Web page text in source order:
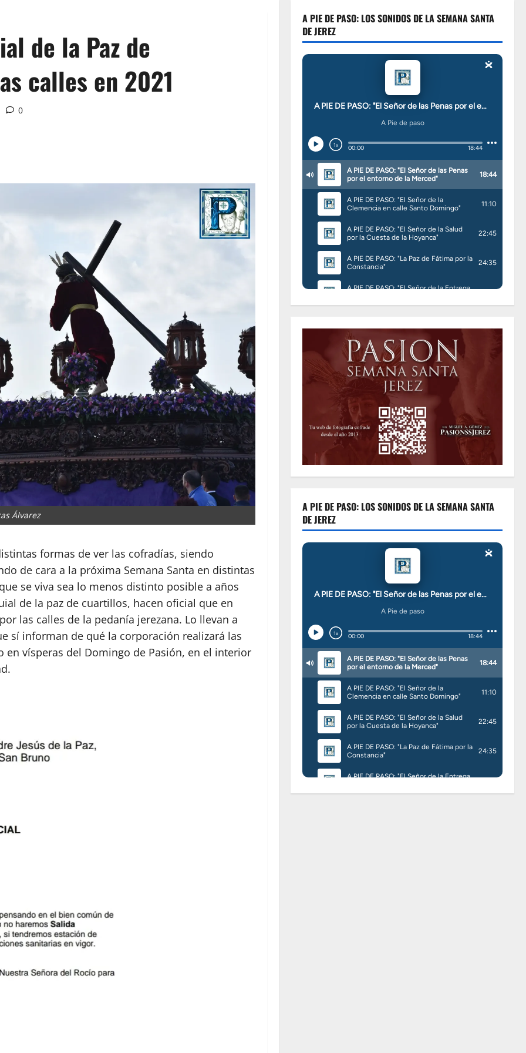
de la Paz de
calles en 2021
0
Álvarez
formas de ver las cofradías, siendo
de cara a la próxima Semana Santa en distintas
se viva sea lo menos distinto posible a años
de la paz de cuartillos, hacen oficial que en
las calles de la pedanía jerezana. Lo llevan a
sí informan de qué la corporación realizará las
vísperas del Domingo de Pasión, en el interior
A PIE DE PASO: LOS SONIDOS DE LA SEMANA SANTA
DE JEREZ
A PIE DE PASO: LOS SONIDOS DE LA SEMANA SANTA
DE JEREZ